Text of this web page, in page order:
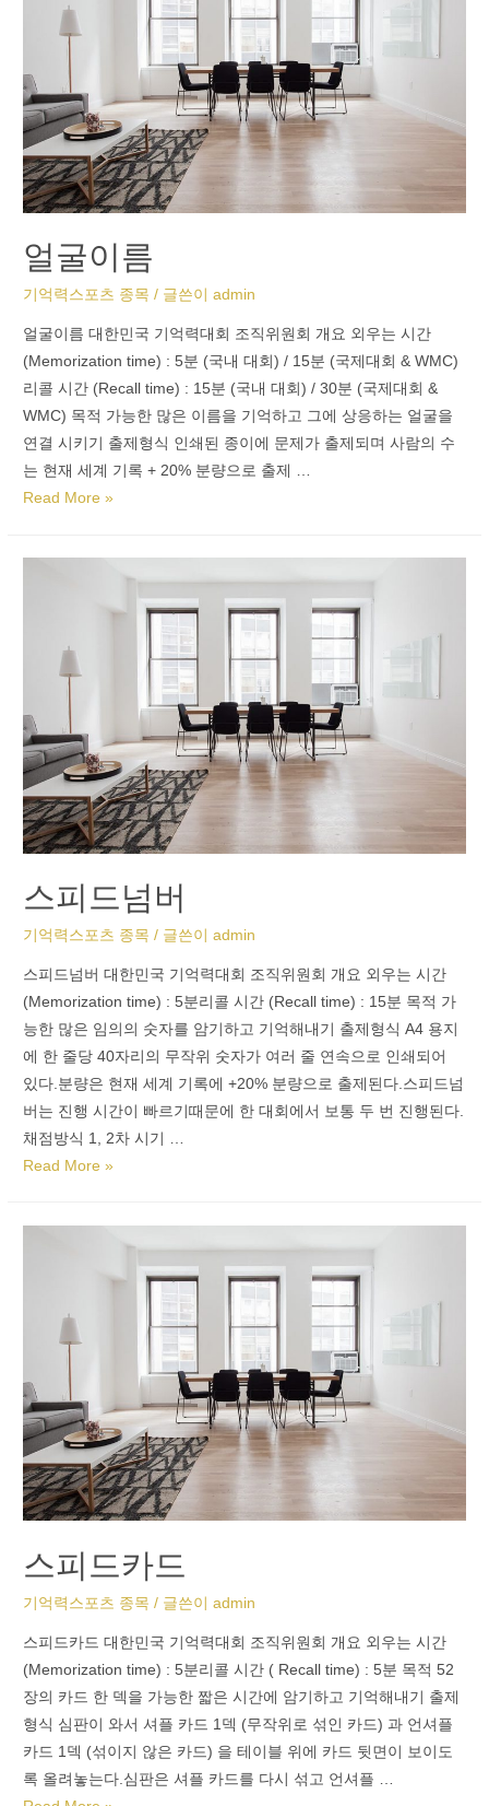
얼굴이름
기억력스포츠 종목 / 글쓴이admin
얼굴이름 대한민국 기억력대회 조직위원회 개요 외우는 시간
(Memorization time) : 5분 (국내 대회) / 15분 (국제대회 & WMC)
리콜 시간 (Recall time) : 15분 (국내 대회) / 30분 (국제대회 &
WMC) 목적 가능한 많은 이름을 기억하고 그에 상응하는 얼굴을
연결 시키기 출제형식 인쇄된 종이에 문제가 출제되며 사람의 수
는 현재 세계 기록 + 20% 분량으로 출제 …
Read More »
스피드넘버
기억력스포츠 종목 / 글쓴이admin
스피드넘버 대한민국 기억력대회 조직위원회 개요 외우는 시간
(Memorization time) : 5분리콜 시간 (Recall time) : 15분 목적 가
능한 많은 임의의 숫자를 암기하고 기억해내기 출제형식 A4 용지
에 한 줄당 40자리의 무작위 숫자가 여러 줄 연속으로 인쇄되어
있다.분량은 현재 세계 기록에 +20% 분량으로 출제된다.스피드넘
버는 진행 시간이 빠르기때문에 한 대회에서 보통 두 번 진행된다.
채점방식 1, 2차 시기 …
Read More »
스피드카드
기억력스포츠 종목 / 글쓴이admin
스피드카드 대한민국 기억력대회 조직위원회 개요 외우는 시간
(Memorization time) : 5분리콜 시간 ( Recall time) : 5분 목적 52
장의 카드 한 덱을 가능한 짧은 시간에 암기하고 기억해내기 출제
형식 심판이 와서 셔플 카드 1덱 (무작위로 섞인 카드) 과 언셔플
카드 1덱 (섞이지 않은 카드) 을 테이블 위에 카드 뒷면이 보이도
록 올려놓는다.심판은 셔플 카드를 다시 섞고 언셔플 …